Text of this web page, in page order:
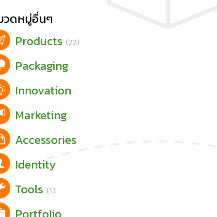
วดหมู่อื่นๆ
Products (22)
Packaging
Innovation
Marketing
Accessories
Identity
Tools (1)